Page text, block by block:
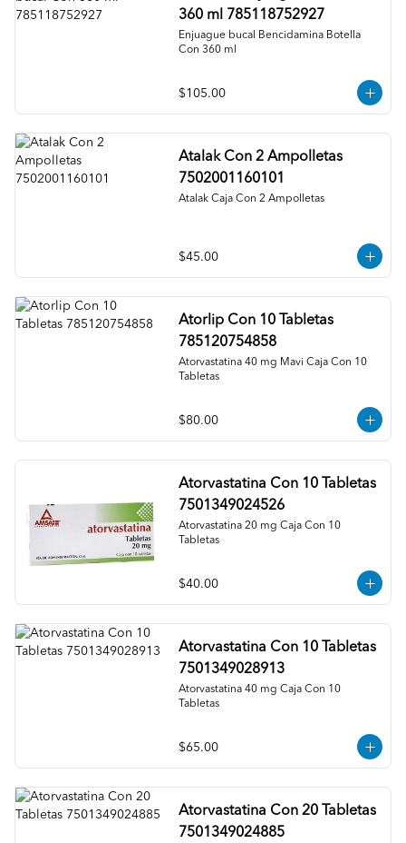
360 ml 785118752927
Enjuague bucal Bencidamina Botella
Con 360 ml
$105.00
Atalak Con 2 Ampolletas
7502001160101
Atalak Caja Con 2 Ampolletas
$45.00
Atorlip Con 10 Tabletas
785120754858
Atorvastatina 40 mg Mavi Caja Con 10
Tabletas
$80.00
Atorvastatina Con 10 Tabletas
7501349024526
Atorvastatina 20 mg Caja Con 10
Tabletas
$40.00
Atorvastatina Con 10 Tabletas
7501349028913
Atorvastatina 40 mg Caja Con 10
Tabletas
$65.00
Atorvastatina Con 20 Tabletas
7501349024885